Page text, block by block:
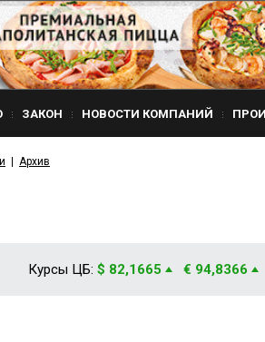
ЗАКОН НОВОСТИ КОМПАНИЙ
Архив
Курсы ЦБ: $ 82,1665 € 94,8366